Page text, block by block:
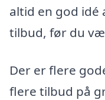
altid en god
tilbud, før du
Der er flere
flere tilbud på